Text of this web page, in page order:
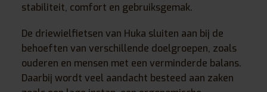
stabiliteit, comfort en gebruiksgemak.
De driewielfietsen van Huka sluiten aan bij de
behoeften van verschillende doelgroepen, zoals
ouderen en mensen met een verminderde balans.
Daarbij wordt veel aandacht besteed aan zaken